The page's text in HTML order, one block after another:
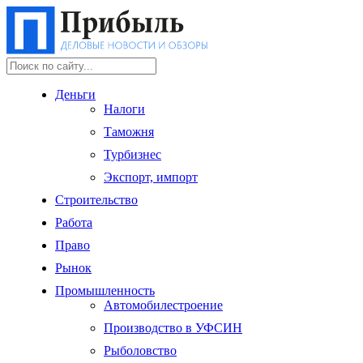
Деньги
Налоги
Таможня
Турбизнес
Экспорт, импорт
Строительство
Работа
Право
Рынок
Промышленность
Автомобилестроение
Производство в УФСИН
Рыболовство